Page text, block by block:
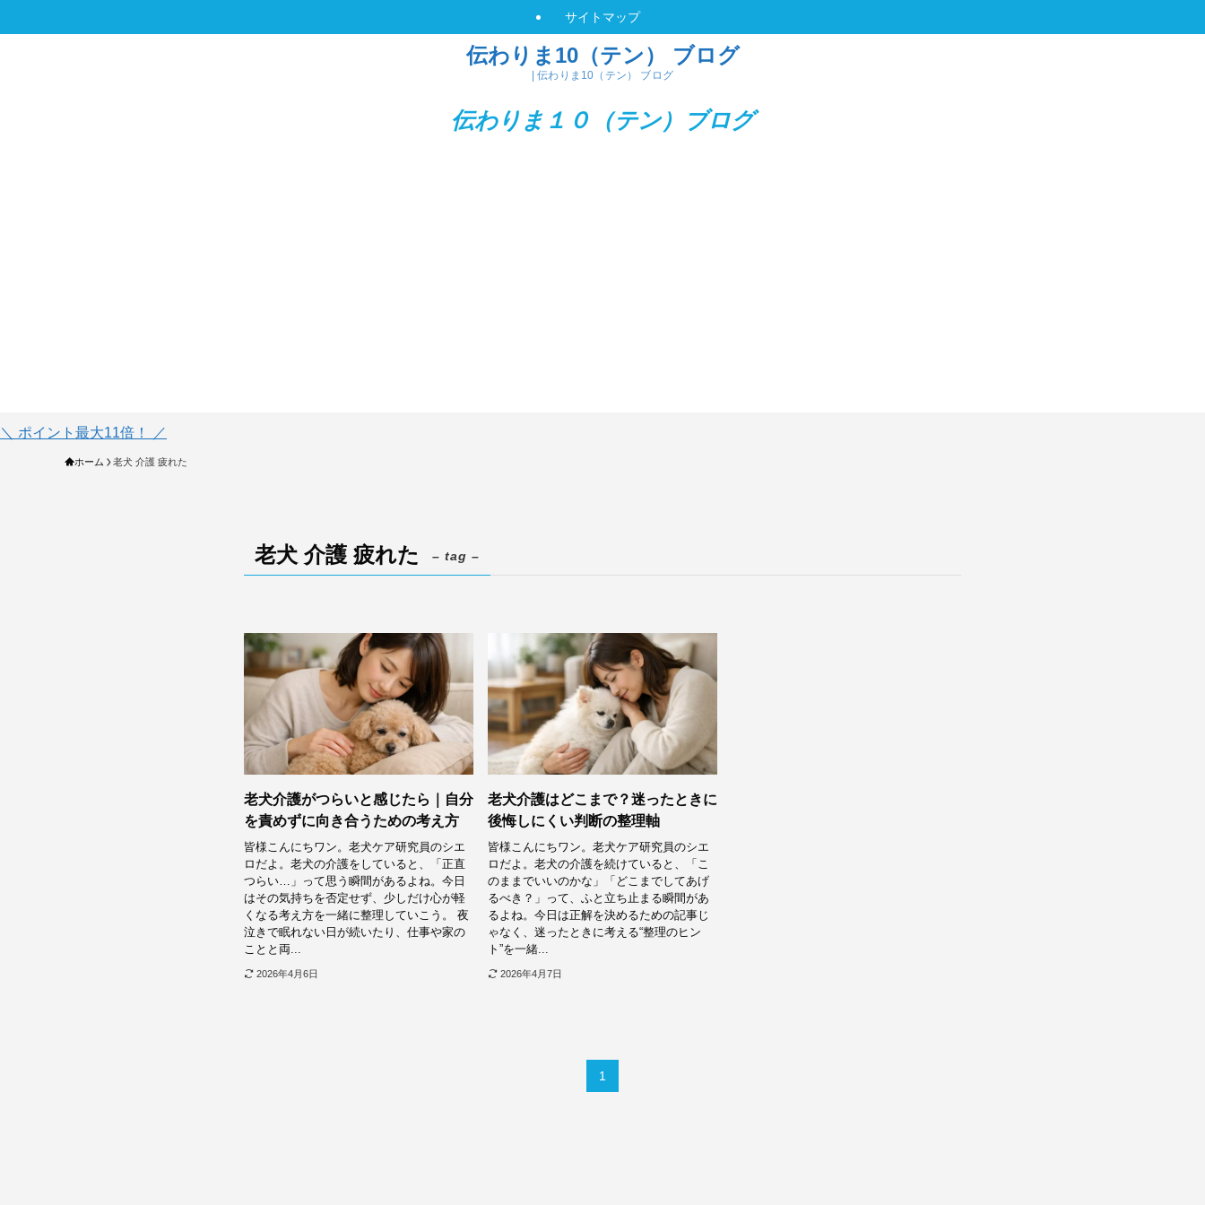
伝わりま10（テン） ブログ
| 伝わりま10（テン） ブログ
サイトマップ
伝わりま１０（テン） ブログ
＼ ポイント最大11倍！ ／
ホーム 老犬 介護 疲れた
老犬 介護 疲れた – tag –
老犬介護がつらいと感じたら｜自分
を責めずに向き合うための考え方
皆様こんにちワン。老犬ケア研究員のシエ
ロだよ。老犬の介護をしていると、「正直
つらい…」って思う瞬間があるよね。今日
はその気持ちを否定せず、少しだけ心が軽
くなる考え方を一緒に整理していこう。 夜
泣きで眠れない日が続いたり、仕事や家の
ことと両...
2026年4月6日
老犬介護はどこまで？迷ったときに
後悔しにくい判断の整理軸
皆様こんにちワン。老犬ケア研究員のシエ
ロだよ。老犬の介護を続けていると、「こ
のままでいいのかな」「どこまでしてあげ
るべき？」って、ふと立ち止まる瞬間があ
るよね。今日は正解を決めるための記事じ
ゃなく、迷ったときに考える“整理のヒン
ト”を一緒...
2026年4月7日
1